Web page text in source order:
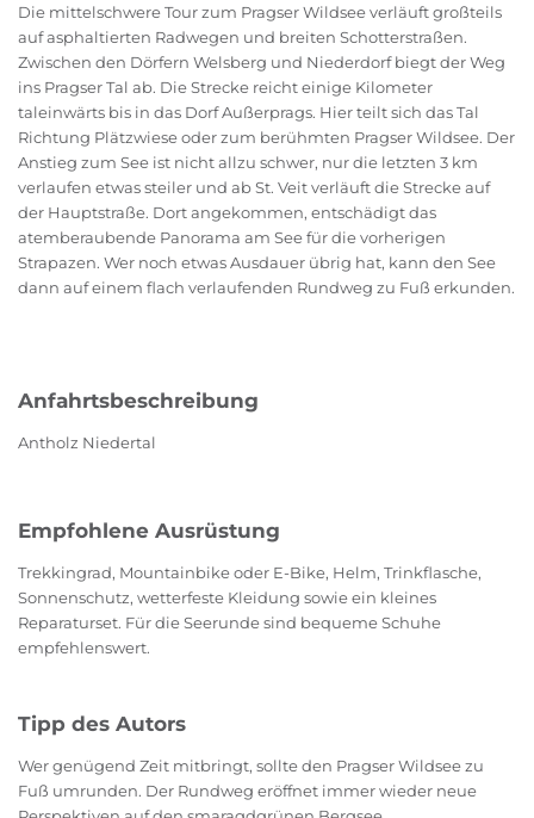
Die mittelschwere Tour zum Pragser Wildsee verläuft großteils
auf asphaltierten Radwegen und breiten Schotterstraßen.
Zwischen den Dörfern Welsberg und Niederdorf biegt der Weg
ins Pragser Tal ab. Die Strecke reicht einige Kilometer
taleinwärts bis in das Dorf Außerprags. Hier teilt sich das Tal
Richtung Plätzwiese oder zum berühmten Pragser Wildsee. Der
Anstieg zum See ist nicht allzu schwer, nur die letzten 3 km
verlaufen etwas steiler und ab St. Veit verläuft die Strecke auf
der Hauptstraße. Dort angekommen, entschädigt das
atemberaubende Panorama am See für die vorherigen
Strapazen. Wer noch etwas Ausdauer übrig hat, kann den See
dann auf einem flach verlaufenden Rundweg zu Fuß erkunden.
Anfahrtsbeschreibung
Antholz Niedertal
Empfohlene Ausrüstung
Trekkingrad, Mountainbike oder E-Bike, Helm, Trinkflasche,
Sonnenschutz, wetterfeste Kleidung sowie ein kleines
Reparaturset. Für die Seerunde sind bequeme Schuhe
empfehlenswert.
Tipp des Autors
Wer genügend Zeit mitbringt, sollte den Pragser Wildsee zu
Fuß umrunden. Der Rundweg eröffnet immer wieder neue